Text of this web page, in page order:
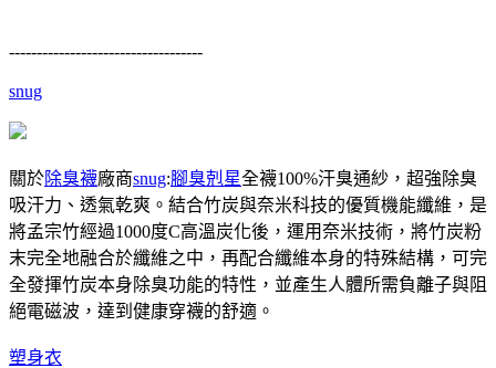
-----------------------------------
snug
關於除臭襪廠商snug:腳臭剋星全襪100%汗臭通紗，超強除臭
吸汗力、透氣乾爽。結合竹炭與奈米科技的優質機能纖維，是
將孟宗竹經過1000度C高溫炭化後，運用奈米技術，將竹炭粉
末完全地融合於纖維之中，再配合纖維本身的特殊結構，可完
全發揮竹炭本身除臭功能的特性，並產生人體所需負離子與阻
絕電磁波，達到健康穿襪的舒適。
塑身衣